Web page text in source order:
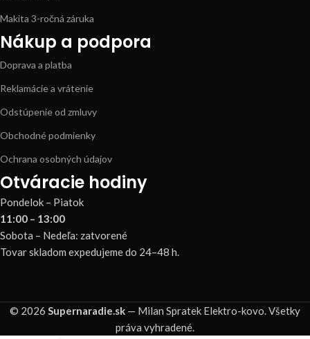
Makita 3-ročná záruka
Nákup a podpora
Doprava a platba
Reklamácie a vrátenie
Odstúpenie od zmluvy
Obchodné podmienky
Ochrana osobných údajov
Otváracie hodiny
Pondelok – Piatok
11:00 – 13:00
Sobota – Nedeľa: zatvorené
Tovar skladom expedujeme do 24–48 h.
© 2026 Supernaradie.sk — Milan Spratek Elektro-kovo. Všetky
práva vyhradené.